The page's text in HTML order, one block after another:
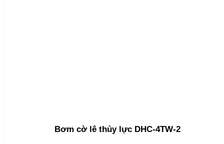
Bơm cờ lê thủy lực DHC-4TW-2